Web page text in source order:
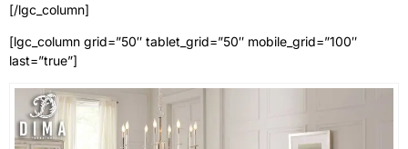
[/lgc_column]
[lgc_column grid=”50″ tablet_grid=”50″ mobile_grid=”100″
last=”true”]